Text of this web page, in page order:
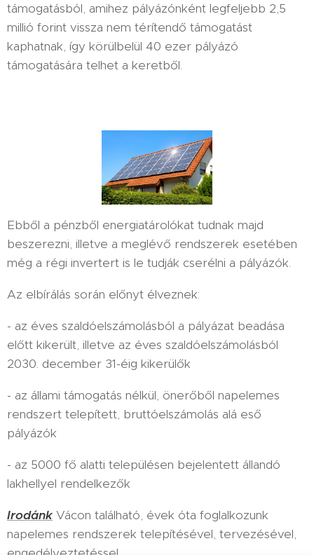
támogatásból, amihez pályázónként legfeljebb 2,5
millió forint vissza nem térítendő támogatást
kaphatnak, így körülbelül 40 ezer pályázó
támogatására telhet a keretből.
Ebből a pénzből energiatárolókat tudnak majd
beszerezni, illetve a meglévő rendszerek esetében
még a régi invertert is le tudják cserélni a pályázók.
Az elbírálás során előnyt élveznek:
- az éves szaldóelszámolásból a pályázat beadása
előtt kikerült, illetve az éves szaldóelszámolásból
2030. december 31-éig kikerülők
- az állami támogatás nélkül, önerőből napelemes
rendszert telepített, bruttóelszámolás alá eső
pályázók
- az 5000 fő alatti településen bejelentett állandó
lakhellyel rendelkezők
Irodánk Vácon található, évek óta foglalkozunk
napelemes rendszerek telepítésével, tervezésével,